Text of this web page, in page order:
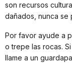
son recursos
dañados, nunca se
Por favor ayude a
o trepe las rocas.
llame a un